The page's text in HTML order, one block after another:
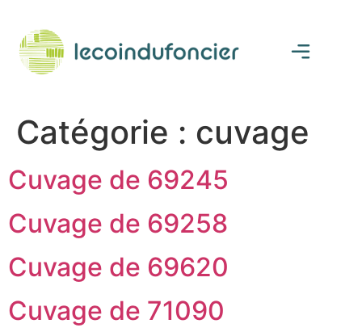
Catégorie : cuvage
Cuvage de 69245
Cuvage de 69258
Cuvage de 69620
Cuvage de 71090